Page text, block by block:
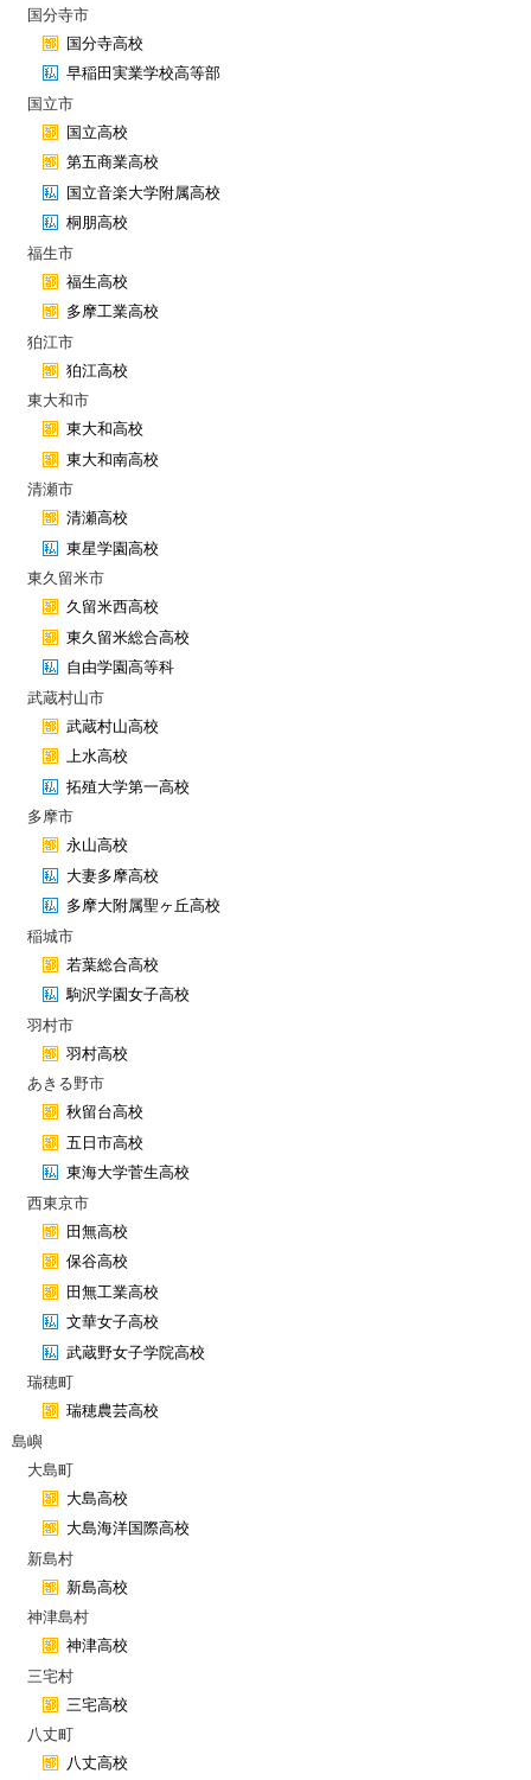
国分寺市
国分寺高校
早稲田実業学校高等部
国立市
国立高校
第五商業高校
国立音楽大学附属高校
桐朋高校
福生市
福生高校
多摩工業高校
狛江市
狛江高校
東大和市
東大和高校
東大和南高校
清瀬市
清瀬高校
東星学園高校
東久留米市
久留米西高校
東久留米総合高校
自由学園高等科
武蔵村山市
武蔵村山高校
上水高校
拓殖大学第一高校
多摩市
永山高校
大妻多摩高校
多摩大附属聖ヶ丘高校
稲城市
若葉総合高校
駒沢学園女子高校
羽村市
羽村高校
あきる野市
秋留台高校
五日市高校
東海大学菅生高校
西東京市
田無高校
保谷高校
田無工業高校
文華女子高校
武蔵野女子学院高校
瑞穂町
瑞穂農芸高校
島嶼
大島町
大島高校
大島海洋国際高校
新島村
新島高校
神津島村
神津高校
三宅村
三宅高校
八丈町
八丈高校